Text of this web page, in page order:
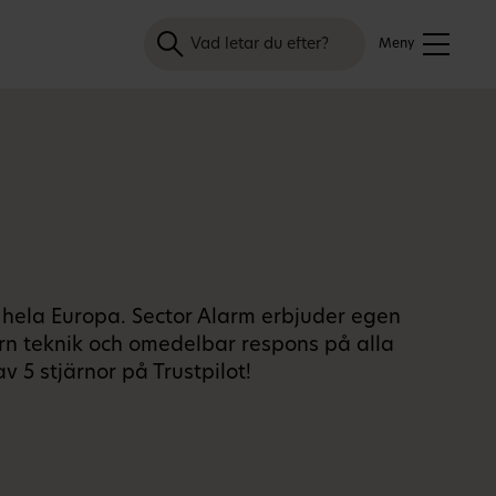
Meny
Sök
Europa. Sector Alarm erbjuder egen
teknik och omedelbar respons på alla
5 stjärnor på Trustpilot!